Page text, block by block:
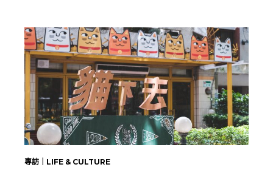
專訪｜LIFE & CULTURE